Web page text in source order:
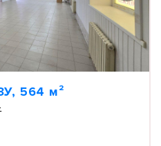
564 м²